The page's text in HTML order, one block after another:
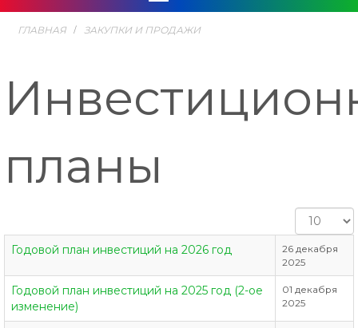
ГЛАВНАЯ ЗАКУПКИ И ПРОДАЖИ
планы
Кол-
во
строк:
Годовой план инвестиций на 2026 год
26 декабря
2025
Годовой план инвестиций на 2025 год (2-ое
изменение)
01 декабря
2025